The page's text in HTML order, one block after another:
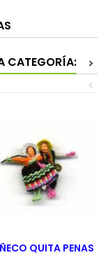
CATEGORÍA:
>
<
QUITA PENAS